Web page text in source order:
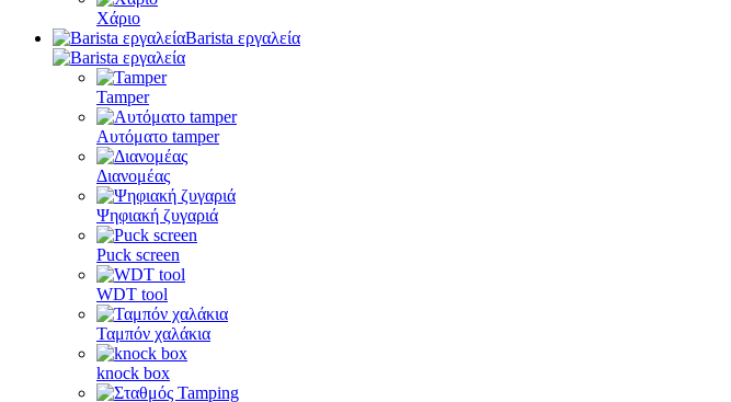
Χάριο
Barista εργαλεία
Tamper
Αυτόματο tamper
Διανομέας
Ψηφιακή ζυγαριά
Puck screen
WDT tool
Ταμπόν χαλάκια
knock box